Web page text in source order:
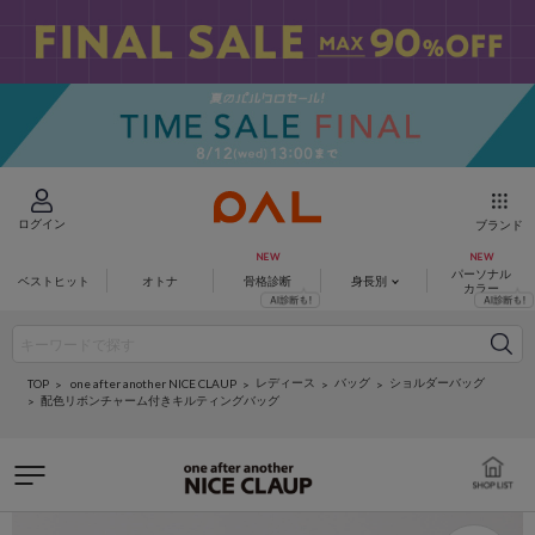
ログイン ブランド
ベストヒット オトナ 骨格診断 身長別
パーソナル
カラー
TOP one after another NICE CLAUP レディース バッグ
ショルダーバッグ
配色リボンチャーム付きキルティングバッグ